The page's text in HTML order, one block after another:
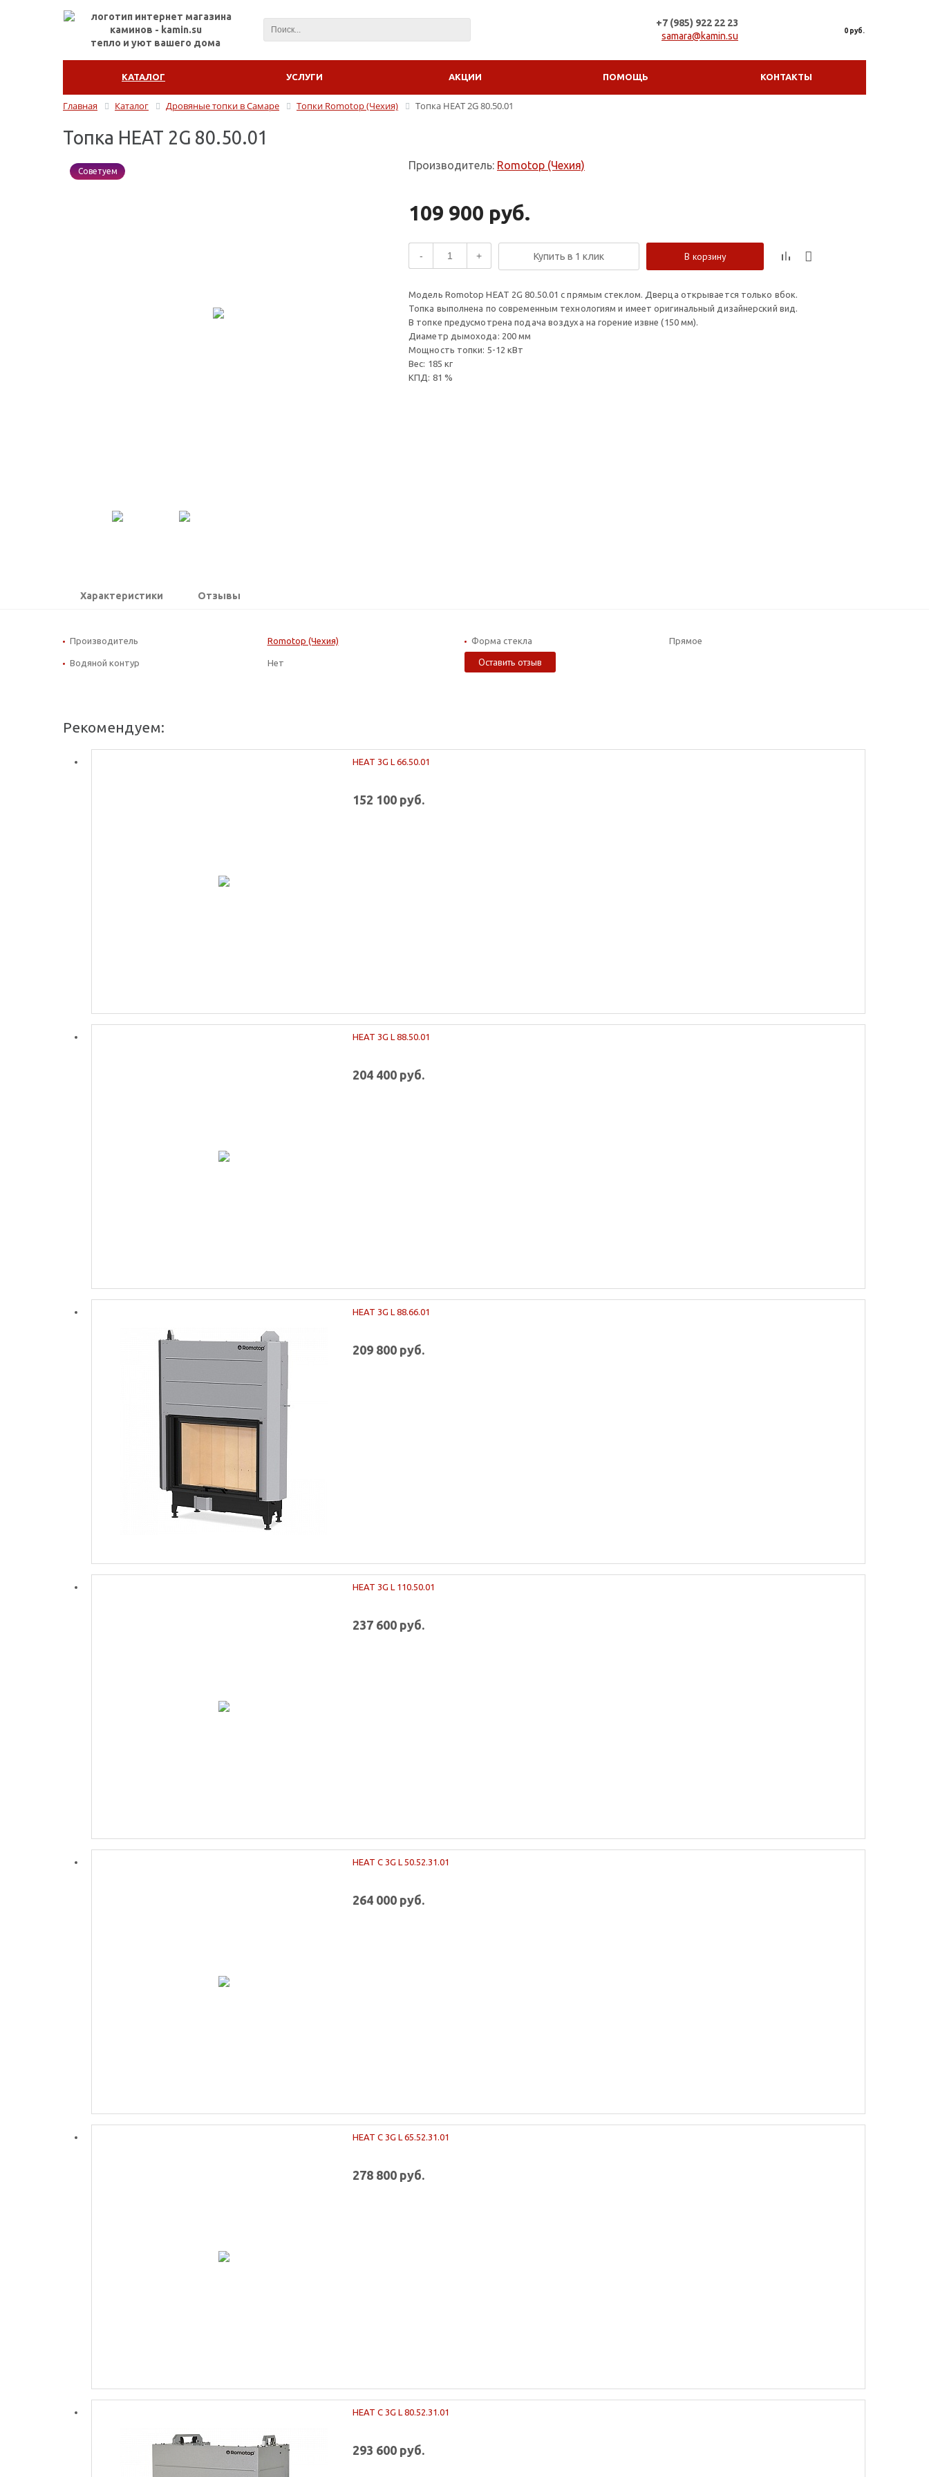
тепло и уют вашего дома
+7 (985) 922 22 23
samara@kamin.su
0 руб.
КАТАЛОГ УСЛУГИ АКЦИИ ПОМОЩЬ КОНТАКТЫ
Главная Каталог Дровяные топки в Самаре Топки Romotop (Чехия) Топка HEAT 2G 80.50.01
Топка HEAT 2G 80.50.01
Советуем Производитель: Romotop (Чехия)
109 900 руб.
- + Купить в 1 клик В корзину
Модель Romotop HEAT 2G 80.50.01 с прямым стеклом. Дверца открывается только вбок.
Топка выполнена по современным технологиям и имеет оригинальный дизайнерский вид.
В топке предусмотрена подача воздуха на горение извне (150 мм).
Диаметр дымохода: 200 мм
Мощность топки: 5-12 кВт
Вес: 185 кг
КПД: 81 %
Характеристики Отзывы
Производитель Romotop (Чехия) Форма стекла Прямое
Водяной контур Нет Оставить отзыв
Рекомендуем:
HEAT 3G L 66.50.01
152 100 руб.
HEAT 3G L 88.50.01
204 400 руб.
HEAT 3G L 88.66.01
209 800 руб.
HEAT 3G L 110.50.01
237 600 руб.
HEAT C 3G L 50.52.31.01
264 000 руб.
HEAT C 3G L 65.52.31.01
278 800 руб.
HEAT C 3G L 80.52.31.01
293 600 руб.